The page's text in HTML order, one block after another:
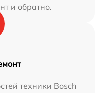
и обратно.
техники Bosch